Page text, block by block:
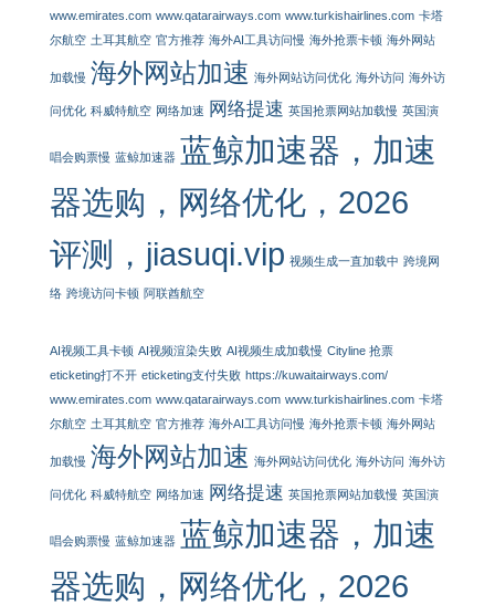
www.emirates.com www.qatarairways.com www.turkishairlines.com 卡塔
尔航空 土耳其航空 官方推荐 海外AI工具访问慢 海外抢票卡顿 海外网站
加载慢 海外网站加速 海外网站访问优化 海外访问 海外访
问优化 科威特航空 网络加速 网络提速 英国抢票网站加载慢 英国演
唱会购票慢 蓝鲸加速器 蓝鲸加速器，加速
器选购，网络优化，2026
评测，jiasuqi.vip 视频生成一直加载中 跨境网
络 跨境访问卡顿 阿联酋航空
AI视频工具卡顿 AI视频渲染失败 AI视频生成加载慢 Cityline 抢票
eticketing打不开 eticketing支付失败 https://kuwaitairways.com/
www.emirates.com www.qatarairways.com www.turkishairlines.com 卡塔
尔航空 土耳其航空 官方推荐 海外AI工具访问慢 海外抢票卡顿 海外网站
加载慢 海外网站加速 海外网站访问优化 海外访问 海外访
问优化 科威特航空 网络加速 网络提速 英国抢票网站加载慢 英国演
唱会购票慢 蓝鲸加速器 蓝鲸加速器，加速
器选购，网络优化，2026